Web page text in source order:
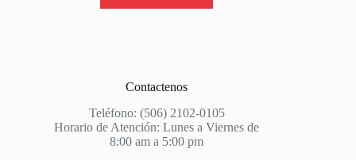
Contactenos
Teléfono: (506) 2102-0105
Horario de Atención: Lunes a Viernes de
8:00 am a 5:00 pm